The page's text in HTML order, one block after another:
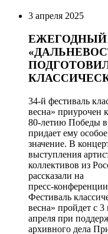
3 апреля 2025
ЕЖЕГОДНЫЙ
34-й фестиваль
весна» приурочен к
80-летию Победы в
придает ему особое
значение. В
выступления
коллективов из
рассказали на
пресс-
Фестиваль
весна» пройдет с 3
апреля при
архивного дела